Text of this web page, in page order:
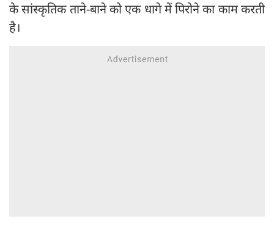
के सांस्कृतिक ताने-बाने को एक धागे में पिरोने का काम करती
है।